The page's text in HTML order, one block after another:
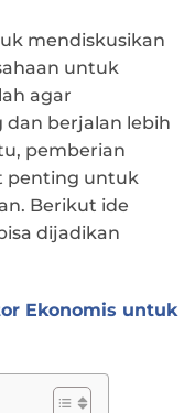
mendiskusikan
untuk
agar
berjalan lebih
pemberian
penting untuk
Berikut ide
dijadikan
Ekonomis untuk